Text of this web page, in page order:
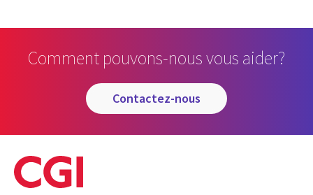
Comment pouvons-nous vous aider?
contactez-nous